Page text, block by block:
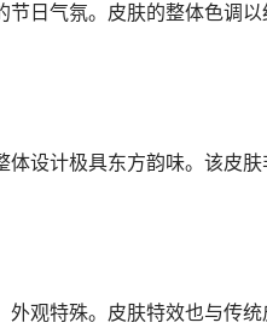
日气氛。皮肤的整体色调以
体设计极具东方韵味。该皮肤
观特殊。皮肤特效也与传统